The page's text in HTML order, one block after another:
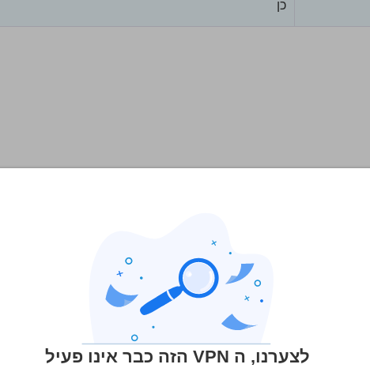
כן
בכמה מכשירים ניתן להשתמש במקביל?:50
לצערנו, ה VPN הזה כבר אינו פעיל